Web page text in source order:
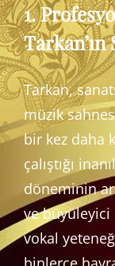
1.
Tarkan,
müzik
bir kez daha
çalıştığı
döneminin
ve büyüleyici
vokal